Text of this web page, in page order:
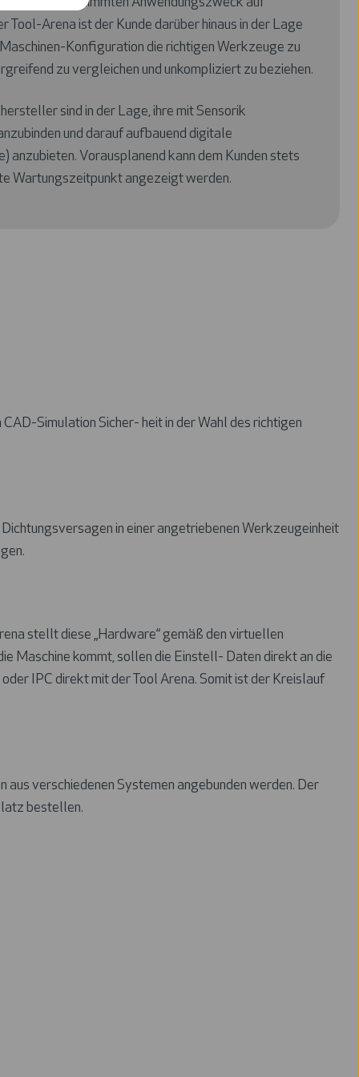
Tool-Arena ist der Kunde darüber hinaus in der Lage
Konfiguration die richtigen Werkzeuge zu
zu vergleichen und unkompliziert zu beziehen.
sind in der Lage, ihre mit Sensorik
und darauf aufbauend digitale
anzubieten. Vorausplanend kann dem Kunden stets
Wartungszeitpunkt angezeigt werden.
Simulation Sicher- heit in der Wahl des richtigen
in einer angetriebenen Werkzeugeinheit
stellt diese „Hardware“ gemäß den virtuellen
Maschine kommt, sollen die Einstell- Daten direkt an die
IPC direkt mit der Tool Arena. Somit ist der Kreislauf
verschiedenen Systemen angebunden werden. Der
bestellen.